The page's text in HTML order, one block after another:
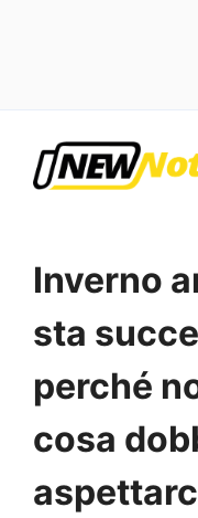
Inverno
sta
perché
cosa